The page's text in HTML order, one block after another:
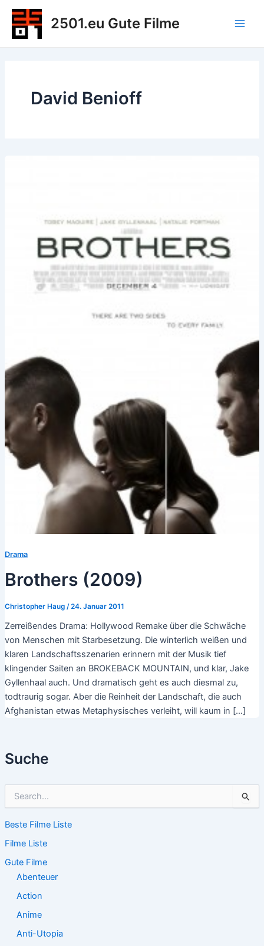
Zum
Inhalt
springen
2501.eu Gute Filme
Suche
h
n
n
Beste Filme Liste
Filme Liste
Gute Filme
Abenteuer
Action
Anime
Anti-Utopia
David Benioff
Drama
Brothers (2009)
Christopher Haug /24. Januar 2011
Zerreißendes Drama: Hollywood Remake über die Schwäche
von Menschen mit Starbesetzung. Die winterlich weißen und
klaren Landschaftsszenarien erinnern mit der Musik tief
klingender Saiten an BROKEBACK MOUNTAIN, und klar, Jake
Gyllenhaal auch. Und dramatisch geht es auch diesmal zu,
todtraurig sogar. Aber die Reinheit der Landschaft, die auch
Afghanistan etwas Metaphysisches verleiht, will kaum in […]